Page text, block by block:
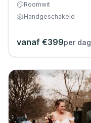
Roomwit
Handgeschakeld
vanaf €399per dag